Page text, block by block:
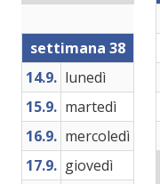
settimana 38
14.9. lunedì
15.9. martedì
16.9. mercoledì
17.9. giovedì